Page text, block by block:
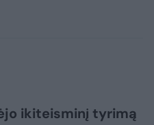
ikiteisminį tyrimą